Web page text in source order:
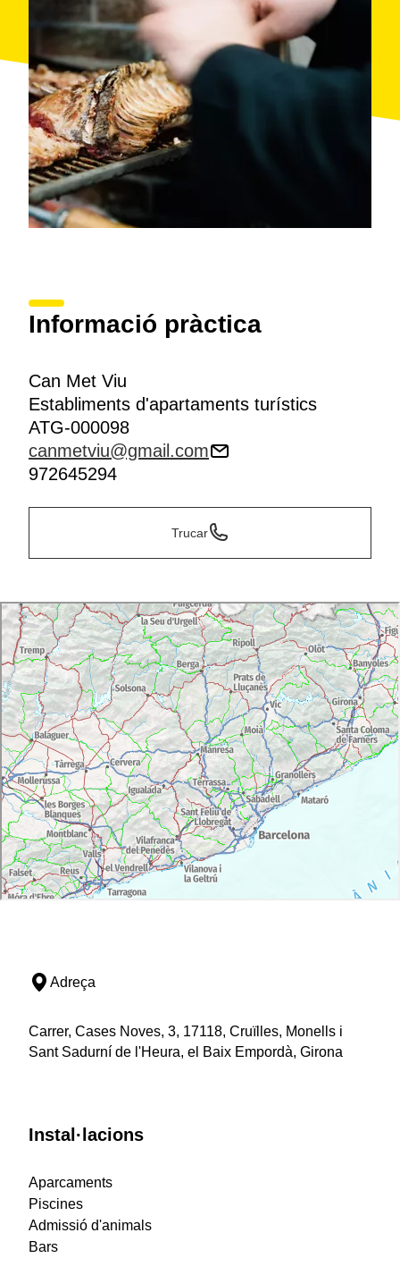
platges de la
Costa Brava queden a mitja hora.
Informació pràctica
Can Met Viu
Establiments d'apartaments turístics
ATG-000098
canmetviu@gmail.com
972645294
Trucar
Adreça
Carrer, Cases Noves, 3, 17118, Cruïlles, Monells i
Sant Sadurní de l'Heura, el Baix Empordà, Girona
Instal·lacions
Aparcaments
Piscines
Admissió d'animals
Bars